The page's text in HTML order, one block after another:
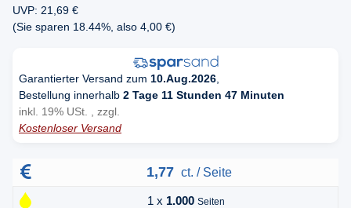
UVP: 21,69 €
(Sie sparen 18.44% , also 4,00 €)
Garantierter Versand zum 10.Aug.2026
Bestellung innerhalb 2 Tage 11 Stunden 47 Minuten
inkl. 19% USt. , zzgl.
Kostenloser Versand
1,77 ct. / Seite
1 x 1.000 Seiten